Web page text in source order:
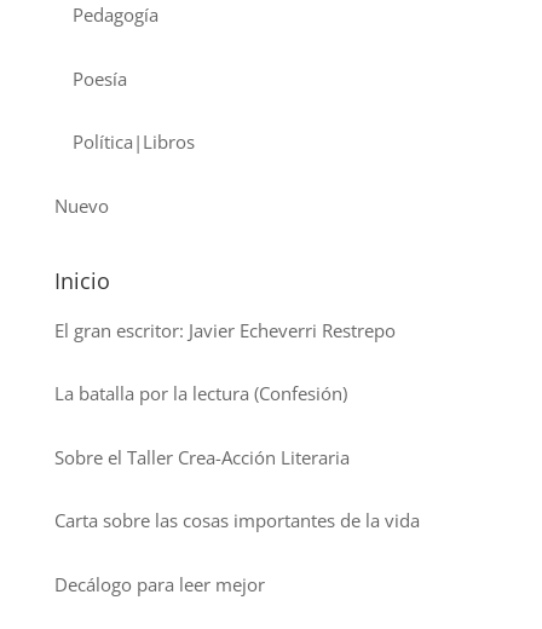
Pedagogía
Poesía
Política|Libros
Nuevo
Inicio
El gran escritor: Javier Echeverri Restrepo
La batalla por la lectura (Confesión)
Sobre el Taller Crea-Acción Literaria
Carta sobre las cosas importantes de la vida
Decálogo para leer mejor